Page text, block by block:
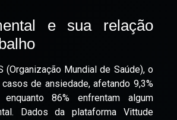
e sua relação
(Organização Mundial de Saúde), o
de ansiedade, afetando 9,3%
enquanto 86% enfrentam algum
Dados da plataforma Vittude